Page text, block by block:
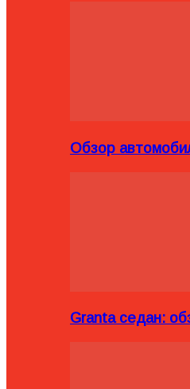
Обзор
Granta седан: